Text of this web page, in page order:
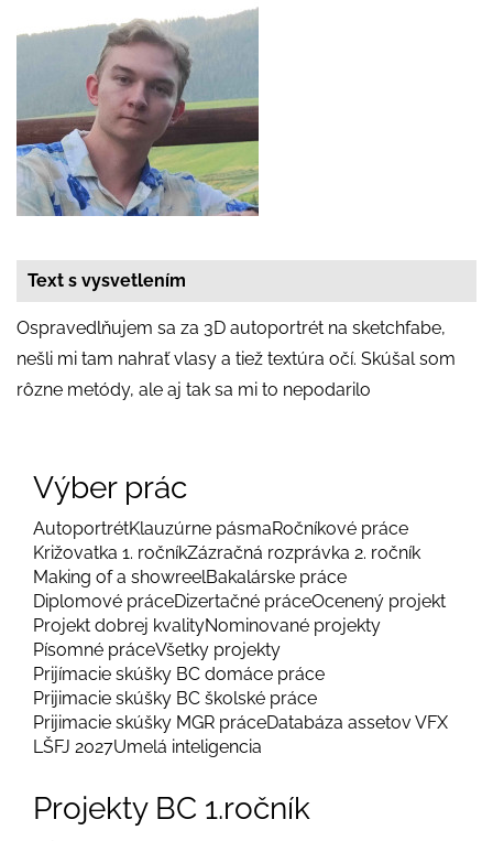
Text s vysvetlením
Ospravedlňujem sa za 3D autoportrét na sketchfabe,
nešli mi tam nahrať vlasy a tiež textúra očí. Skúšal som
rôzne metódy, ale aj tak sa mi to nepodarilo
Výber prác
AutoportrétKlauzúrne pásmaRočníkové práce
Križovatka 1. ročníkZázračná rozprávka 2. ročník
Making of a showreelBakalárske práce
Diplomové práceDizertačné práceOcenený projekt
Projekt dobrej kvalityNominované projekty
Písomné práceVšetky projekty
Prijímacie skúšky BC domáce práce
Prijimacie skúšky BC školské práce
Prijimacie skúšky MGR práceDatabáza assetov VFX
LŠFJ 2027Umelá inteligencia
Projekty BC 1.ročník